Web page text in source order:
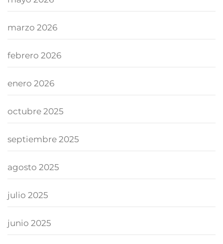
marzo 2026
febrero 2026
enero 2026
octubre 2025
septiembre 2025
agosto 2025
julio 2025
junio 2025